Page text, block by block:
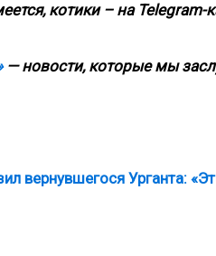
котики – на Telegram-
— новости, которые мы
вернувшегося Урганта: